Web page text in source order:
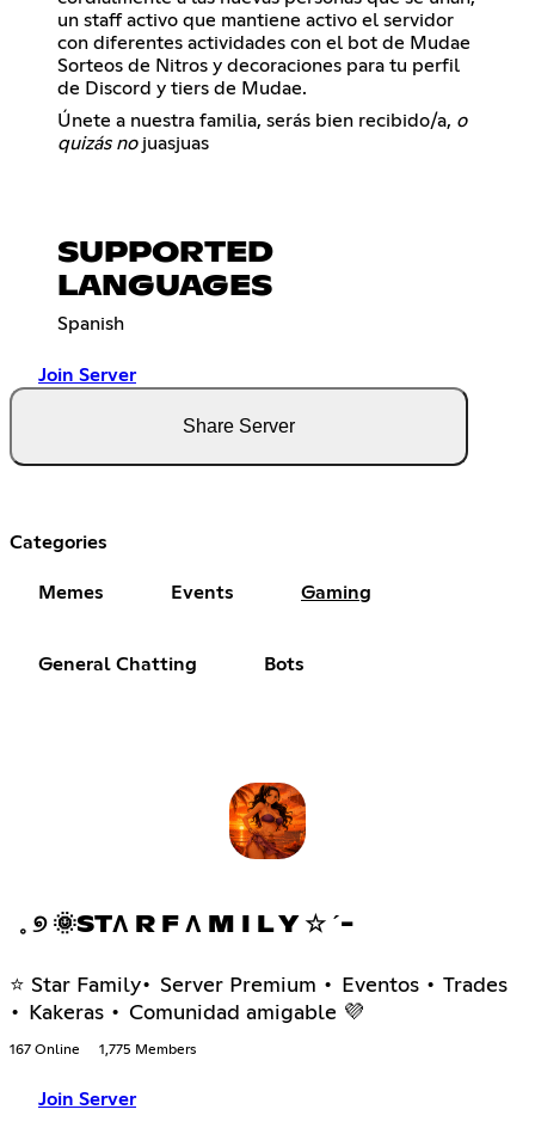
un staff activo que mantiene activo el servidor
con diferentes actividades con el bot de Mudae
Sorteos de Nitros y decoraciones para tu perfil
de Discord y tiers de Mudae.
Únete a nuestra familia, serás bien recibido/a, o
quizás nojuasjuas
SUPPORTED
LANGUAGES
Spanish
Join Server
Share Server
Categories
Memes Events Gaming
General Chatting Bots
𓈒 ୭ 🌞STΛ R F Λ M I L Y ☆ ˊ-
⭐ Star Family• Server Premium • Eventos • Trades
• Kakeras • Comunidad amigable 💜
167 Online 1,775 Members
Join Server